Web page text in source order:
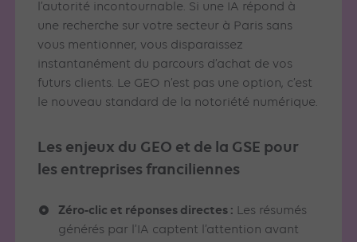
l’autorité incontournable. Si une IA répond à
une recherche sur votre secteur à Paris sans
vous mentionner, vous disparaissez
instantanément du parcours d’achat de vos
futurs clients. Le GEO n’est pas une option, c’est
le nouveau standard de la notoriété numérique.
Les enjeux du GEO et de la GSE pour
les entreprises franciliennes
Zéro-clic et réponses directes : Les résumés
générés par l’IA captent l’attention avant